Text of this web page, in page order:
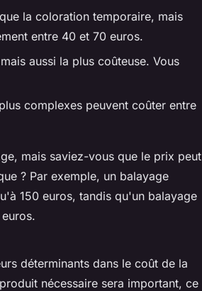
la coloration temporaire, mais
entre 40 et 70 euros.
aussi la plus coûteuse. Vous
complexes peuvent coûter entre
mais saviez-vous que le prix peut
? Par exemple, un balayage
150 euros, tandis qu'un balayage
déterminants dans le coût de la
nécessaire sera important, ce